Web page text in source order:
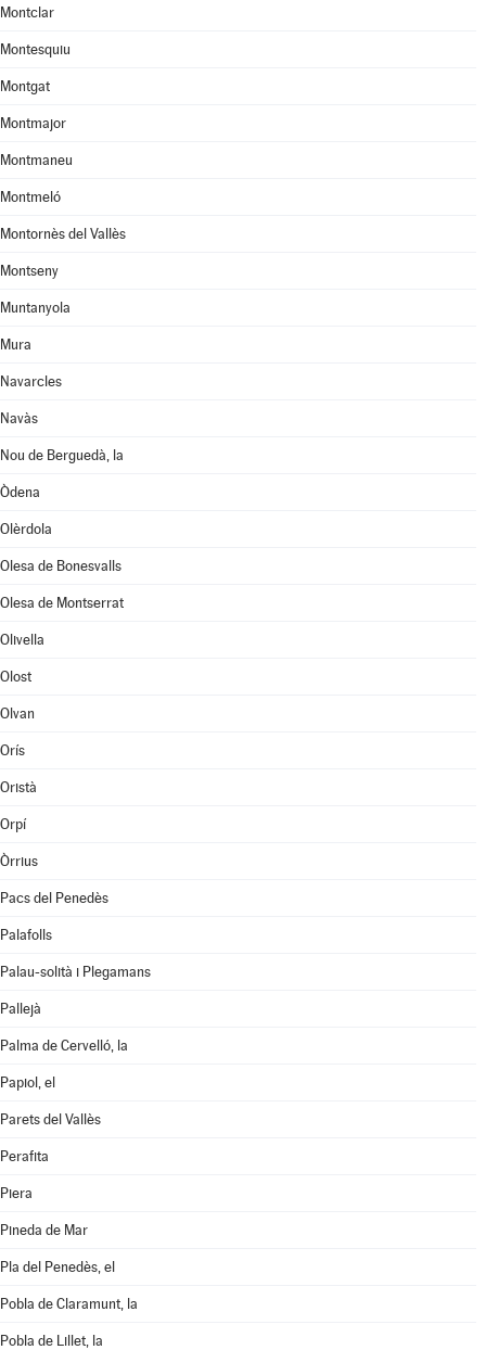
Montclar
Montesquiu
Montgat
Montmajor
Montmaneu
Montmeló
Montornès del Vallès
Montseny
Muntanyola
Mura
Navarcles
Navàs
Nou de Berguedà, la
Òdena
Olèrdola
Olesa de Bonesvalls
Olesa de Montserrat
Olivella
Olost
Olvan
Orís
Oristà
Orpí
Òrrius
Pacs del Penedès
Palafolls
Palau-solità i Plegamans
Pallejà
Palma de Cervelló, la
Papiol, el
Parets del Vallès
Perafita
Piera
Pineda de Mar
Pla del Penedès, el
Pobla de Claramunt, la
Pobla de Lillet, la